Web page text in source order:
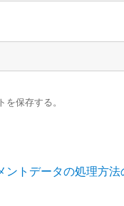
保存する。
ントデータの処理方